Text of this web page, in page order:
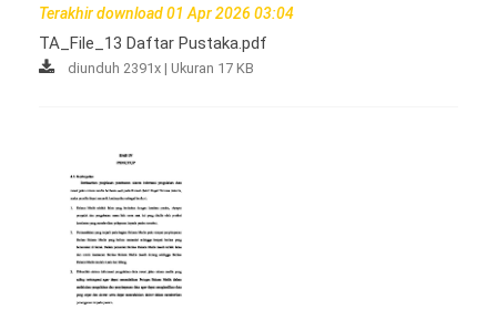
Terakhir download 01 Apr 2026 03:04
TA_File_13 Daftar Pustaka.pdf
diunduh 2391x | Ukuran 17 KB